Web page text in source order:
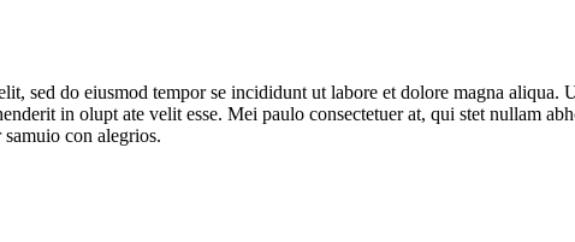
sed do eiusmod tempor se incididunt ut labore et dolore magna
in olupt ate velit esse. Mei paulo consectetuer at, qui stet nullam
con alegrios.